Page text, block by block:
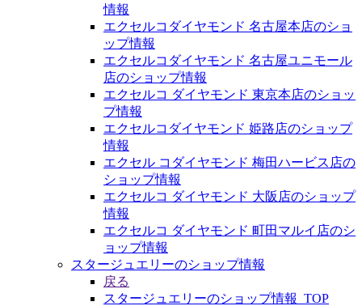
情報
エクセルコダイヤモンド 名古屋本店のショ
ップ情報
エクセルコダイヤモンド 名古屋ユニモール
店のショップ情報
エクセルコ ダイヤモンド 東京本店のショッ
プ情報
エクセルコダイヤモンド 姫路店のショップ
情報
エクセル コダイヤモンド 梅田ハービス店の
ショップ情報
エクセルコ ダイヤモンド 大阪店のショップ
情報
エクセルコ ダイヤモンド 町田マルイ店のシ
ョップ情報
スタージュエリーのショップ情報
戻る
スタージュエリーのショップ情報_TOP